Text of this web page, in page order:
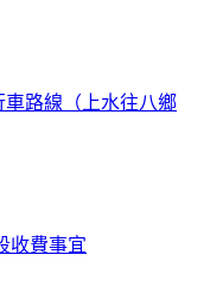
路線（上水往八鄉
收費事宜